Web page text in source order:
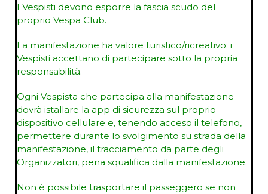
I Vespisti devono esporre la fascia scudo del
proprio Vespa Club.
La manifestazione ha valore turistico/ricreativo: i
Vespisti accettano di partecipare sotto la propria
responsabilità.
Ogni Vespista che partecipa alla manifestazione
dovrà istallare la app di sicurezza sul proprio
dispositivo cellulare e, tenendo acceso il telefono,
permettere durante lo svolgimento su strada della
manifestazione, il tracciamento da parte degli
Organizzatori, pena squalifica dalla manifestazione.
Non è possibile trasportare il passeggero se non